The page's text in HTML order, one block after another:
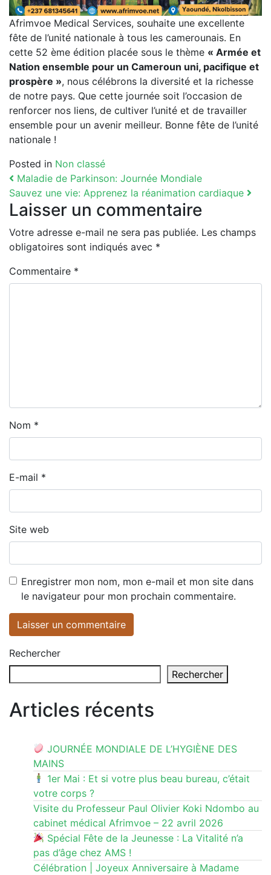
Afrimvoe Medical Services, souhaite une excellente
fête de l’unité nationale à tous les camerounais. En
cette 52 ème édition placée sous le thème « Armée et
Nation ensemble pour un Cameroun uni, pacifique et
prospère », nous célébrons la diversité et la richesse
de notre pays. Que cette journée soit l’occasion de
renforcer nos liens, de cultiver l’unité et de travailler
ensemble pour un avenir meilleur. Bonne fête de l’unité
nationale !
Posted in Non classé
Navigation
Maladie de Parkinson: Journée Mondiale
Sauvez une vie: Apprenez la réanimation cardiaque
Laisser un commentaire
Votre adresse e-mail ne sera pas publiée. Les champs
obligatoires sont indiqués avec *
Commentaire *
Nom *
E-mail *
Site web
Enregistrer mon nom, mon e-mail et mon site dans
le navigateur pour mon prochain commentaire.
Rechercher
Rechercher
Articles récents
JOURNÉE MONDIALE DE L’HYGIÈNE DES
MAINS
1er Mai : Et si votre plus beau bureau, c’était
votre corps ?
Visite du Professeur Paul Olivier Koki Ndombo au
cabinet médical Afrimvoe – 22 avril 2026
Spécial Fête de la Jeunesse : La Vitalité n’a
pas d’âge chez AMS !
Célébration | Joyeux Anniversaire à Madame